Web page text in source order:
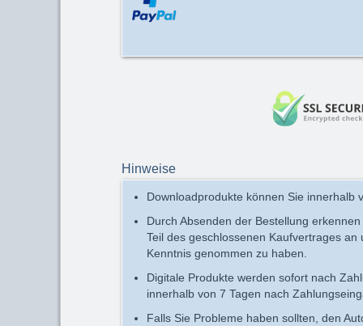
Hinweise
Downloadprodukte können Sie
Durch Absenden der Bestellung
Teil des geschlossenen Kaufvertrages
Kenntnis genommen zu haben.
Digitale Produkte werden sofort nach
innerhalb von 7 Tagen nach
Falls Sie Probleme haben sollten, den